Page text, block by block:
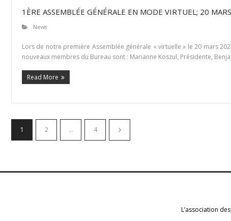
1ÈRE ASSEMBLÉE GÉNÉRALE EN MODE VIRTUEL; 20
News
Lors de notre première Assemblée générale « virtuelle » le 20 mars
nouveaux membres du Bureau sont : Marianne Koszul, Présidente,
Read More
1 2 … 4
L’association